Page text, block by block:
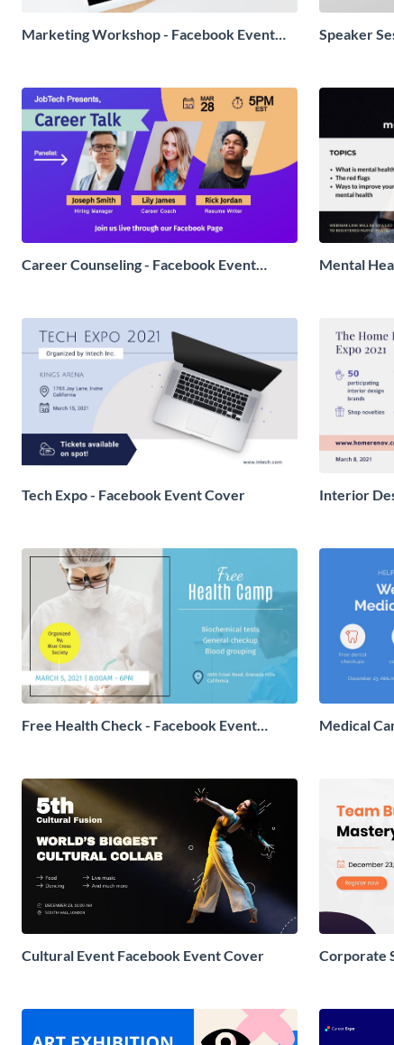
Marketing Workshop - Facebook Event
Speaker
Career Counseling - Facebook Event
Mental
Tech Expo - Facebook Event Cover
Interior
Free Health Check - Facebook Event
Medical
Cultural Event Facebook Event Cover Corporate